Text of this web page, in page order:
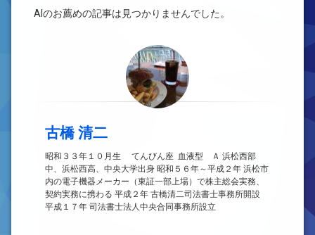
AIのお薦めの記事は見つかりませんでした。
古橋 清二
昭和３３年１０月生 てんびん座 血液型 Ａ 浜松西部
中、浜松西高、中央大学出身 昭和５６年～平成２年 浜松市
内の電子機器メーカー（東証一部上場）で株主総会実務、
契約実務に携わる 平成２年 古橋清二司法書士事務所開設
平成１７年 司法書士法人中央合同事務所設立